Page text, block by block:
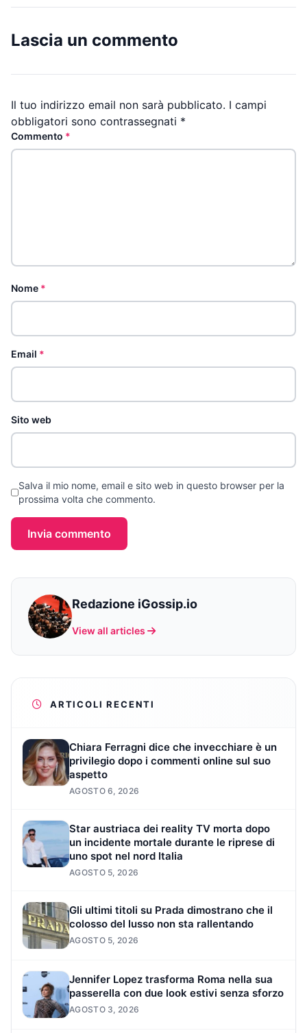
Lascia un commento
Il tuo indirizzo email non sarà pubblicato. I campi
obbligatori sono contrassegnati *
Commento *
Nome *
Email *
Sito web
Salva il mio nome, email e sito web in questo browser per la
prossima volta che commento.
Invia commento
Redazione iGossip.io
View all articles
ARTICOLI RECENTI
Chiara Ferragni dice che invecchiare è un
privilegio dopo i commenti online sul suo
aspetto
AGOSTO 6, 2026
Star austriaca dei reality TV morta dopo
un incidente mortale durante le riprese di
uno spot nel nord Italia
AGOSTO 5, 2026
Gli ultimi titoli su Prada dimostrano che il
colosso del lusso non sta rallentando
AGOSTO 5, 2026
Jennifer Lopez trasforma Roma nella sua
passerella con due look estivi senza sforzo
AGOSTO 3, 2026